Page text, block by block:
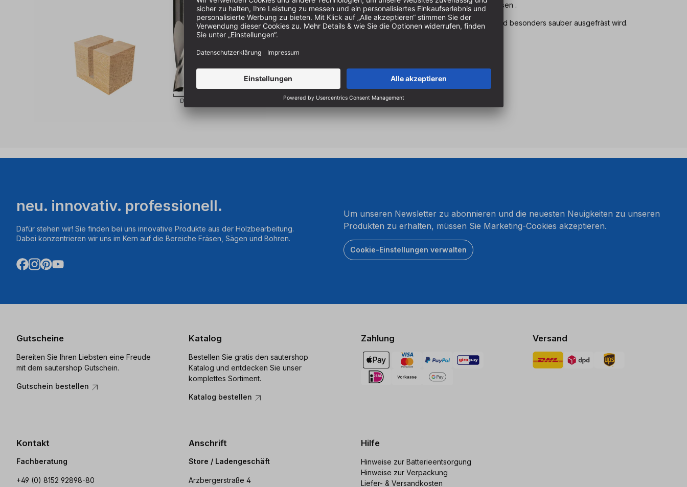
Für Spezialarbeiten wie z. B. Schriftenfräsen .
Der Rechtsdrall erwirkt, dass der Nutgrund besonders sauber ausgefräst wird.
neu. innovativ. professionell.
Dafür stehen wir! Sie finden bei uns innovative Produkte aus der Holzbearbeitung.
Dabei konzentrieren wir uns im Kern auf die Bereiche Fräsen, Sägen und Bohren.
Um unseren Newsletter zu abonnieren und die neuesten Neuigkeiten zu unseren
Produkten zu erhalten, müssen Sie Marketing-Cookies akzeptieren.
Cookie-Einstellungen verwalten
Gutscheine
Bereiten Sie Ihren Liebsten eine Freude
mit dem sautershop Gutschein.
Gutschein bestellen
Katalog
Bestellen Sie gratis den sautershop
Katalog und entdecken Sie unser
komplettes Sortiment.
Katalog bestellen
Zahlung Versand
Kontakt
Fachberatung
+49 (0) 8152 92898-80
Anschrift
Store / Ladengeschäft
Arzbergerstraße 4
Hilfe
Hinweise zur Batterieentsorgung
Hinweise zur Verpackung
Liefer- & Versandkosten